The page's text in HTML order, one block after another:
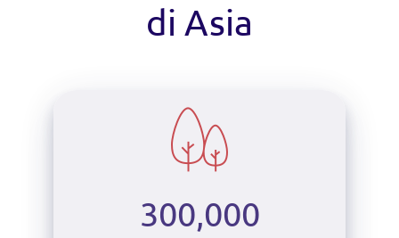
di Asia
300,000